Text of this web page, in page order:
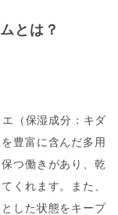
とは？
（保湿成分：キダ
豊富に含んだ多用
つ働きがあり、乾
くれます。また、
した状態をキープ